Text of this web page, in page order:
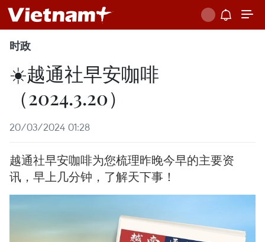
时政
☀️越通社早安咖啡
（2024.3.20）
20/03/2024 01:28
越通社早安咖啡为您梳理昨晚今早的主要资
讯，早上几分钟，了解天下事！